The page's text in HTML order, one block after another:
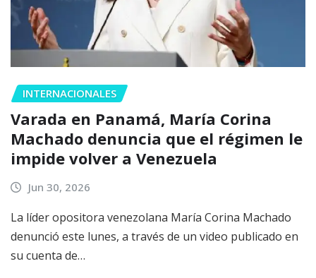
INTERNACIONALES
Varada en Panamá, María Corina
Machado denuncia que el régimen le
impide volver a Venezuela
Jun 30, 2026
La líder opositora venezolana María Corina Machado
denunció este lunes, a través de un video publicado en
su cuenta de…